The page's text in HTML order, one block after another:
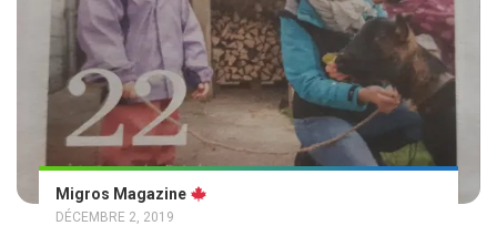
Migros Magazine
DÉCEMBRE 2, 2019